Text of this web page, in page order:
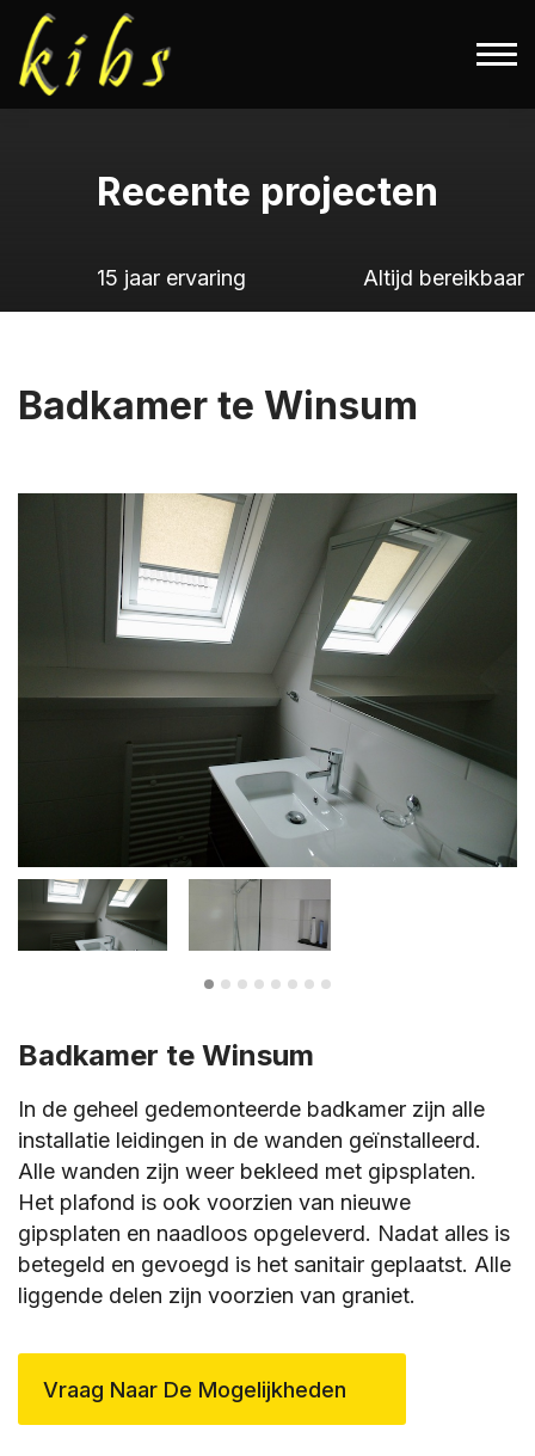
Recente projecten
15 jaar ervaring Altijd bereikbaar
Badkamer te Winsum
Badkamer te Winsum
In de geheel gedemonteerde badkamer zijn alle
installatie leidingen in de wanden geïnstalleerd.
Alle wanden zijn weer bekleed met gipsplaten.
Het plafond is ook voorzien van nieuwe
gipsplaten en naadloos opgeleverd. Nadat alles is
betegeld en gevoegd is het sanitair geplaatst. Alle
liggende delen zijn voorzien van graniet.
Vraag Naar De Mogelijkheden